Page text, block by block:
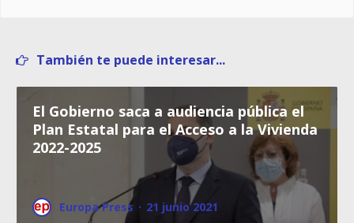
También te puede interesar...
El Gobierno saca a audiencia pública el
Plan Estatal para el Acceso a la Vivienda
2022-2025
Europa Press · 21 junio 2021